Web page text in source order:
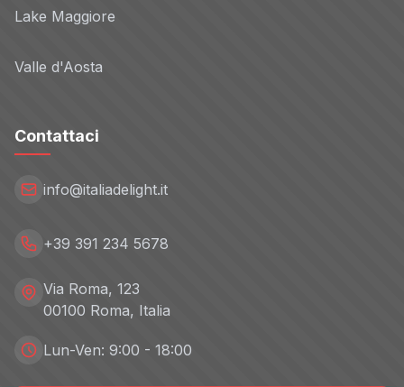
Lake Maggiore
Valle d'Aosta
Contattaci
info@italiadelight.it
+39 391 234 5678
Via Roma, 123
00100 Roma, Italia
Lun-Ven: 9:00 - 18:00